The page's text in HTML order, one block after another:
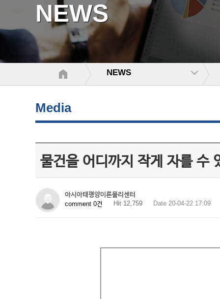
NEWS
NEWS
Media
물건을 어디까지 작게 자를 수
아시아태평양이론물리센터
comment 0건
Hit 12,759 Date 20-04-22 17:09